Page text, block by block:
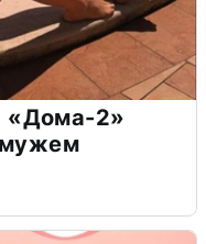
«Дома-2»
мужем